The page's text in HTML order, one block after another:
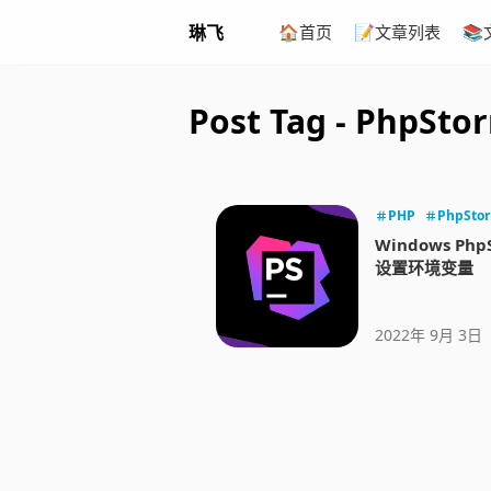
琳飞 🏠首页 📝文章列表 📚
Post Tag -
PHP
Windows
设置环境变量
2022年 9月 3日